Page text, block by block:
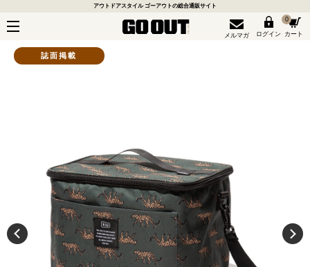
アウトドアスタイル ゴーアウトの総合通販サイト
メルマガ ログイン
0
カート
誌面掲載